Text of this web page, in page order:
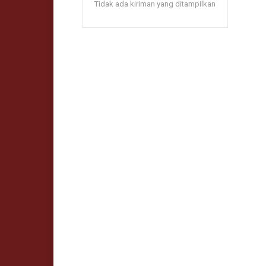
Tidak ada kiriman yang ditampilkan